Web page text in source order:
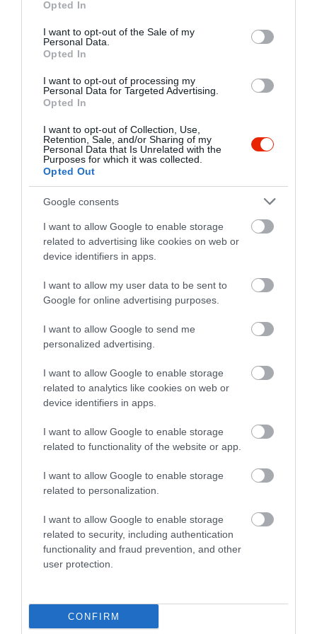
use your data for below specified purposes in below Google
consent section.
Opted In
I want to opt-out of the Sale of my
Personal Data.
Opted In
I want to opt-out of processing my
Personal Data for Targeted Advertising.
Opted In
I want to opt-out of Collection, Use,
Retention, Sale, and/or Sharing of my
Personal Data that Is Unrelated with the
Purposes for which it was collected.
Opted Out
Google consents
I want to allow Google to enable storage
related to advertising like cookies on web or
device identifiers in apps.
I want to allow my user data to be sent to
Google for online advertising purposes.
I want to allow Google to send me
personalized advertising.
I want to allow Google to enable storage
related to analytics like cookies on web or
device identifiers in apps.
I want to allow Google to enable storage
related to functionality of the website or app.
I want to allow Google to enable storage
related to personalization.
I want to allow Google to enable storage
related to security, including authentication
functionality and fraud prevention, and other
user protection.
CONFIRM
Értékelések
5.0
Összesen 1
5 1
3 0
2 0
1 0
Mathe Arpad
NAGYON TETSZIK
AZETTEREM AZ ETLAP ES
MINDEN
Értékeld Te is!